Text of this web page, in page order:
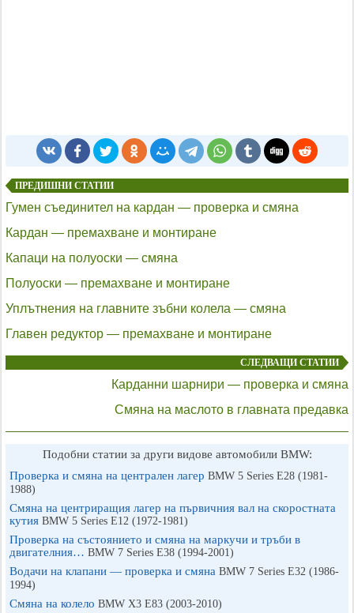
ПРЕДИШНИ СТАТИИ
Гумен съединител на кардан — проверка и смяна
Кардан — премахване и монтиране
Капаци на полуоски — смяна
Полуоски — премахване и монтиране
Уплътнения на главните зъбни колела — смяна
Главен редуктор — премахване и монтиране
СЛЕДВАЩИ СТАТИИ
Карданни шарнири — проверка и смяна
Смяна на маслото в главната предавка
Подобни статии за други видове автомобили BMW:
Проверка и смяна на централен лагер BMW 5 Series E28 (1981-
1988)
Смяна на центриращия лагер на първичния вал на скоростната
кутия BMW 5 Series E12 (1972-1981)
Проверка на състоянието и смяна на маркучи и тръби в
двигателния… BMW 7 Series E38 (1994-2001)
Водачи на клапани — проверка и смяна BMW 7 Series E32 (1986-
1994)
Смяна на колело BMW X3 Е83 (2003-2010)